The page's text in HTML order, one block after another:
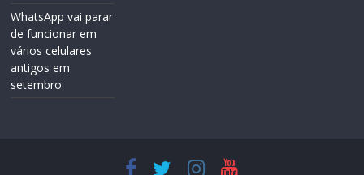
WhatsApp vai parar
de funcionar em
vários celulares
antigos em
setembro